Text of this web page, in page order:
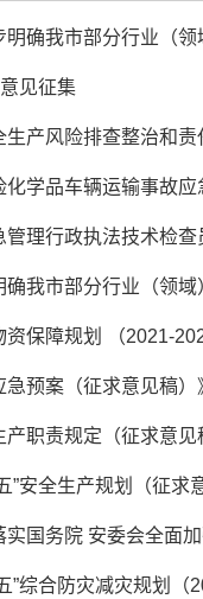
见征集
资保障规划 （2021-
急预案（征求意见稿
产职责规定（征求意
”安全生产规划（征求